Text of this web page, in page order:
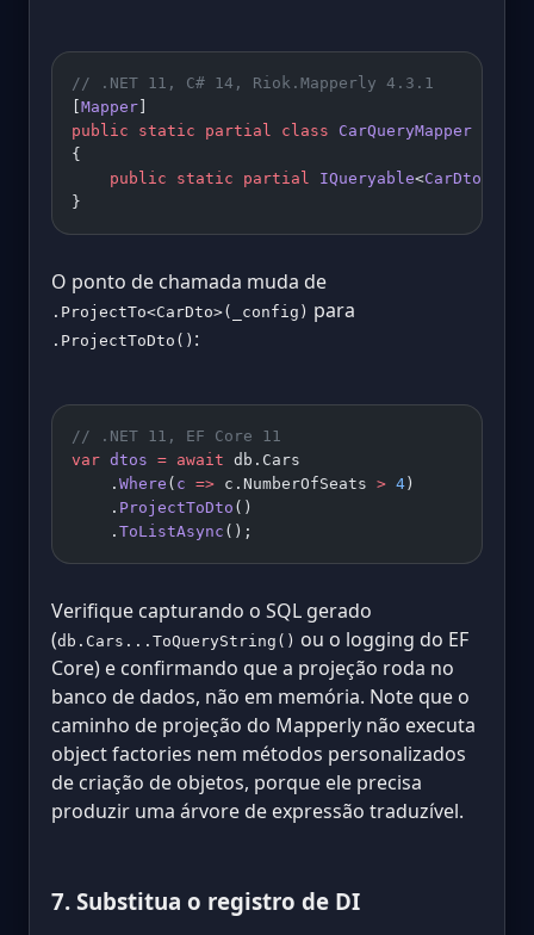
// .NET 11, C# 14, Riok.Mapperly 4.3.1
Mapper
public static partial class CarQueryMapper
{
    public
static partial IQueryable<CarDto
}
O ponto de chamada muda de
.ProjectTo<CarDto>(_config) para
.ProjectToDto() :
// .NET 11, EF Core 11
var dtos = await db.Cars
    .
Where ( c => c.NumberOfSeats > 4 )
    .
ProjectToDto ()
    .
ToListAsync ();
Verifique capturando o SQL gerado
(db.Cars...ToQueryString() ou o logging do EF
Core) e confirmando que a projeção roda no
banco de dados, não em memória. Note que o
caminho de projeção do Mapperly não executa
object factories nem métodos personalizados
de criação de objetos, porque ele precisa
produzir uma árvore de expressão traduzível.
7. Substitua o registro de DI